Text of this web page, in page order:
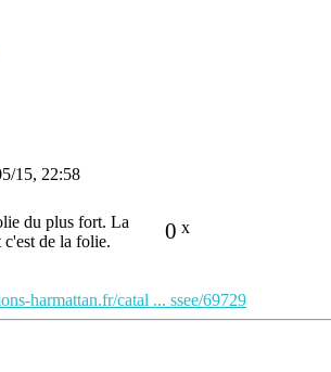
15, 22:58
0 x
du plus fort. La
de la folie.
harmattan.fr/catal ... ssee/69729